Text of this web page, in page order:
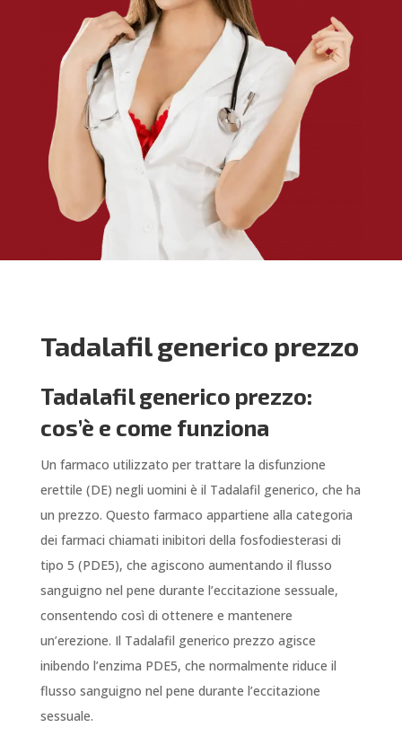
Tadalafil generico prezzo
Tadalafil generico prezzo:
cos’è e come funziona
Un farmaco utilizzato per trattare la disfunzione
erettile (DE) negli uomini è il Tadalafil generico, che ha
un prezzo. Questo farmaco appartiene alla categoria
dei farmaci chiamati inibitori della fosfodiesterasi di
tipo 5 (PDE5), che agiscono aumentando il flusso
sanguigno nel pene durante l’eccitazione sessuale,
consentendo così di ottenere e mantenere
un’erezione. Il Tadalafil generico prezzo agisce
inibendo l’enzima PDE5, che normalmente riduce il
flusso sanguigno nel pene durante l’eccitazione
sessuale.